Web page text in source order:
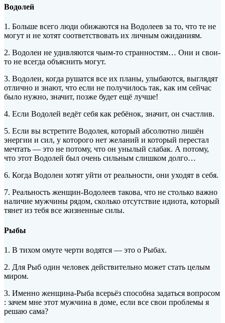
Водолей
1. Больше всего люди обижаются на Водолеев за то, что те не
могут и не хотят соответствовать их личным ожиданиям.
2. Водолеи не удивляются чьим-то странностям… Они и свои-
то не всегда объяснить могут.
3. Водолеи, когда рушатся все их планы, улыбаются, выглядят
отлично и знают, что если не получилось так, как им сейчас
было нужно, значит, позже будет ещё лучше!
4. Если Водолей ведёт себя как ребёнок, значит, он счастлив.
5. Если вы встретите Водолея, который абсолютно лишён
энергии и сил, у которого нет желаний и который перестал
мечтать — это не потому, что он унылый слабак. А потому,
что этот Водолей был очень сильным слишком долго…
6. Когда Водолеи хотят уйти от реальности, они уходят в себя.
7. Реальность женщин-Водолеев такова, что не столько важно
наличие мужчины рядом, сколько отсутствие идиота, который
тянет из тебя все жизненные силы.
Рыбы
1. В тихом омуте черти водятся — это о Рыбах.
2. Для Рыб один человек действительно может стать целым
миром.
3. Именно женщина-Рыба всерьёз способна задаться вопросом
: зачем мне этот мужчина в доме, если все свои проблемы я
решаю сама?